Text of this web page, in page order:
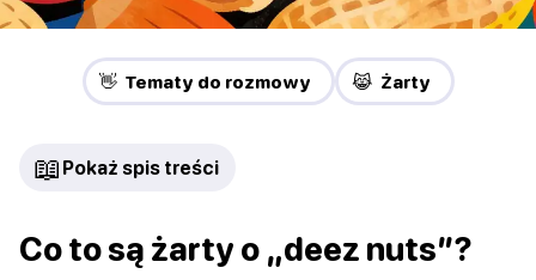
👋 Tematy do rozmowy 😹 Żarty
📖 Pokaż spis treści
Co to są żarty o „deez nuts”?